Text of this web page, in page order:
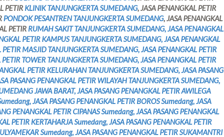
PETIR KLINIK TANJUNGKERTA SUMEDANG, JASA PENANGKAL PETIR
PONDOK PESANTREN TANJUNGKERTA SUMEDANG, JASA PENANGKAL
PETIR RUMAH SAKIT TANJUNGKERTA SUMEDANG, JASA PENANGKAL
PETIR KAMPUS TANJUNGKERTA SUMEDANG, JASA PENANGKAL
MASJID TANJUNGKERTA SUMEDANG, JASA PENANGKAL PETIR
TOWER TANJUNGKERTA SUMEDANG, JASA PENANGKAL PETIR
PETIR KELURAHAN TANJUNGKERTA SUMEDANG, JASA PASANG
PASANG PENANGKAL PETIR WILAYAH TANJUNGKERTA SUMEDANG,
JAWA BARAT, JASA PASANG PENANGKAL PETIR AWILEGA
JASA PASANG PENANGKAL PETIR BOROS Sumedang, JASA
PENANGKAL PETIR CIPANAS Sumedang, JASA PASANG PENANGKAL
PETIR KERTAHARJA Sumedang, JASA PASANG PENANGKAL PETIR
Sumedang, JASA PASANG PENANGKAL PETIR SUKAMANTRI